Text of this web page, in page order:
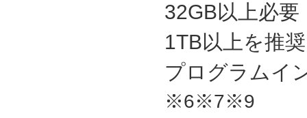
32GB以上必要
1TB以上を推奨
プログラムイ
※6※7※9